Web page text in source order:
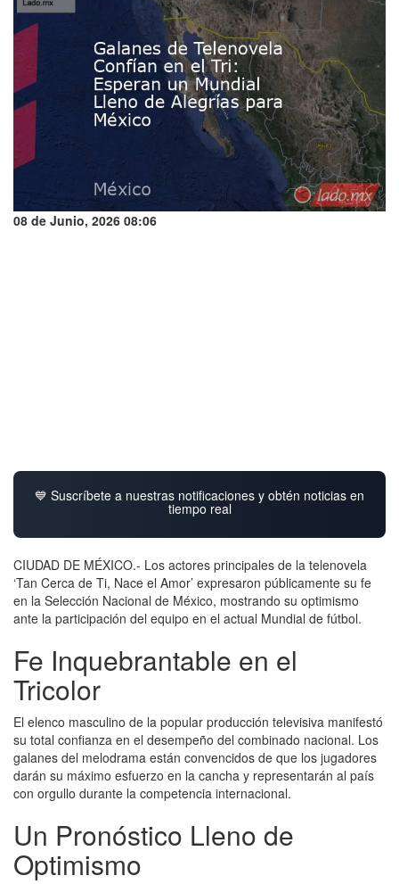
08 de Junio, 2026 08:06
💙 Suscríbete a nuestras notificaciones y obtén noticias en
tiempo real
CIUDAD DE MÉXICO.- Los actores principales de la telenovela
‘Tan Cerca de Ti, Nace el Amor’ expresaron públicamente su fe
en la Selección Nacional de México, mostrando su optimismo
ante la participación del equipo en el actual Mundial de fútbol.
Fe Inquebrantable en el
Tricolor
El elenco masculino de la popular producción televisiva manifestó
su total confianza en el desempeño del combinado nacional. Los
galanes del melodrama están convencidos de que los jugadores
darán su máximo esfuerzo en la cancha y representarán al país
con orgullo durante la competencia internacional.
Un Pronóstico Lleno de
Optimismo